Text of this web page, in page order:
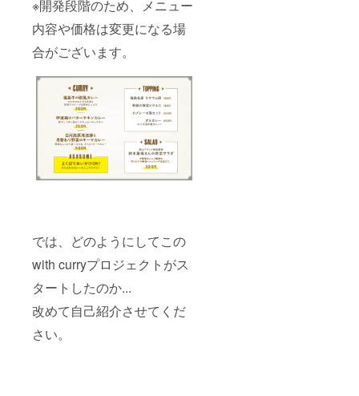
※開発段階のため、メニュー
内容や価格は変更になる場
合がございます。
では、どのようにしてこの
with curryプロジェクトがス
タートしたのか...
改めて自己紹介させてくだ
さい。